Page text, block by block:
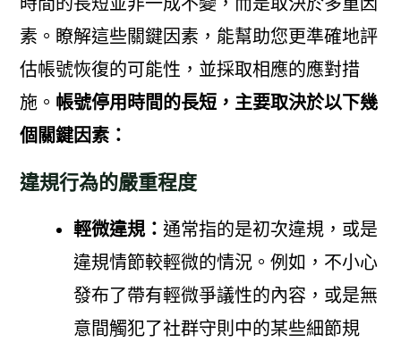
素。瞭解這些關鍵因素，能幫助您更準確地評
估帳號恢復的可能性，並採取相應的應對措
施。 帳號停用時間的長短，主要取決於以下幾
個關鍵因素：
違規行為的嚴重程度
輕微違規： 通常指的是初次違規，或是
違規情節較輕微的情況。例如，不小心
發布了帶有輕微爭議性的內容，或是無
意間觸犯了社群守則中的某些細節規